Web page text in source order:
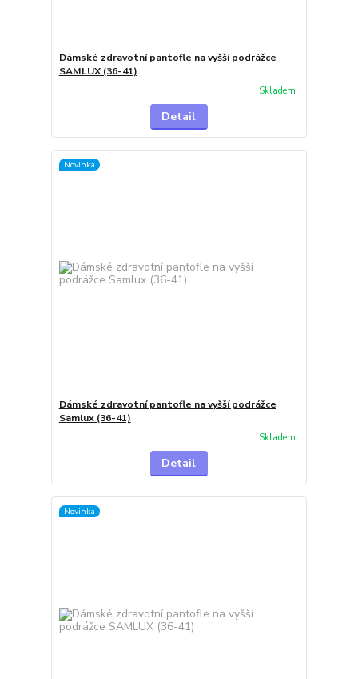
Dámské zdravotní pantofle na vyšší podrážce
SAMLUX (36-41)
Skladem
Detail
Novinka
Dámské zdravotní pantofle na vyšší podrážce
Samlux (36-41)
Skladem
Detail
Novinka